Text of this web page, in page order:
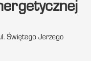
Świętego Jerzego